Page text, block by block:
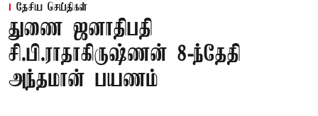
தேசிய செய்திகள்
துணை ஜனாதிபதி
சி.பி.ராதாகிருஷ்ணன் 8-ந்தேதி
அந்தமான் பயணம்